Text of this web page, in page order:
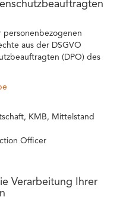
personenbezogenen
aus der DSGVO
(DPO) des
KMB, Mittelstand
Officer
Verarbeitung Ihrer